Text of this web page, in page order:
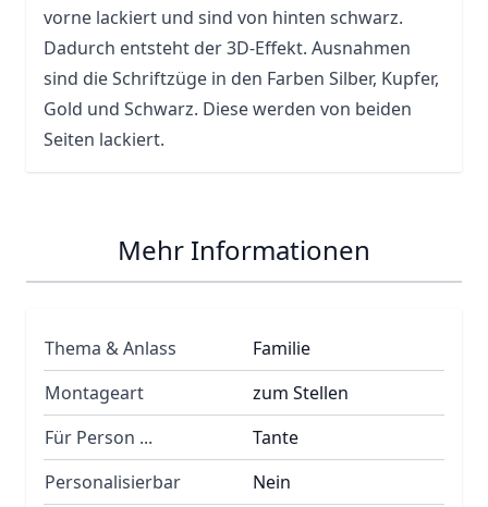
vorne lackiert und sind von hinten schwarz.
Dadurch entsteht der 3D-Effekt. Ausnahmen
sind die Schriftzüge in den Farben Silber, Kupfer,
Gold und Schwarz. Diese werden von beiden
Seiten lackiert.
Mehr Informationen
Thema & Anlass
Familie
Montageart
zum Stellen
Für Person ...
Tante
Personalisierbar
Nein